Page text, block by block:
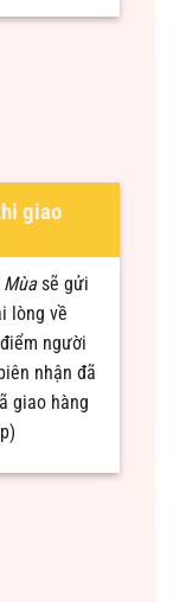
giao
Mùasẽ gửi
lòng về
người
nhận đã
giao hàng